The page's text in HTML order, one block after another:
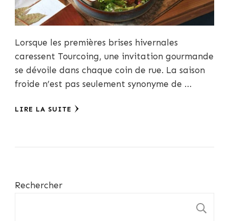
Lorsque les premières brises hivernales
caressent Tourcoing, une invitation gourmande
se dévoile dans chaque coin de rue. La saison
froide n’est pas seulement synonyme de …
LIRE LA SUITE
Rechercher